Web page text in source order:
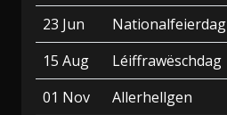
23 Jun
Nationalfeierdag
15 Aug
Léiffrawëschdag
01 Nov
Allerhellgen